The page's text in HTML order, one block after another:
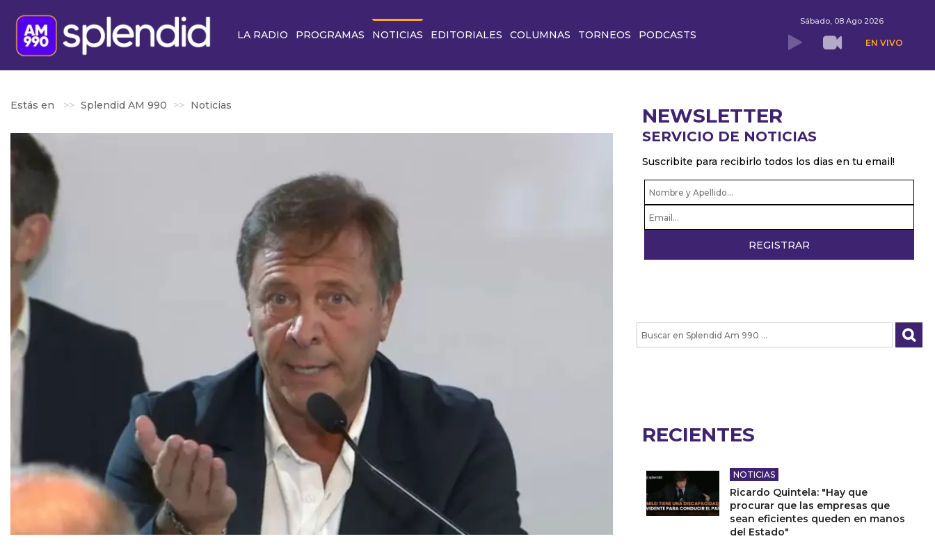
LA RADIO PROGRAMAS NOTICIAS EDITORIALES COLUMNAS TORNEOS PODCASTS
Sábado, 08 Ago 2026
EN VIVO
Estás en Splendid AM 990 Noticias NEWSLETTER
SERVICIO DE NOTICIAS
Suscribite para recibirlo todos los dias en tu email!
RECIENTES
NOTICIAS
Ricardo Quintela: "Hay que
procurar que las empresas que
sean eficientes queden en manos
del Estado"